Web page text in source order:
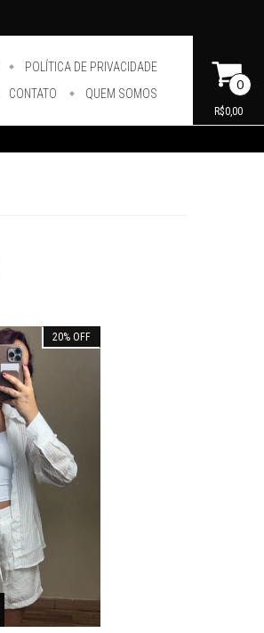
POLÍTICA DE PRIVACIDADE
CONTATO
QUEM SOMOS
0
R$0,00
20% OFF